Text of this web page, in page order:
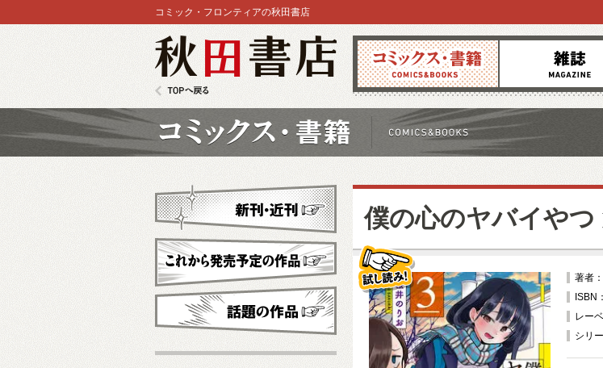
コミックス 雑誌
コミック・フロンティアの秋田書店
僕の心のヤバイやつ
著者：
ISBN
レー
シリ
試し読み！
新刊・近刊
これから発売予定